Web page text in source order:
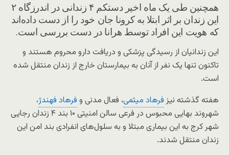
همچنین طی یک ماه اخیر دستکم ۴ زندانی در اندرزگاه ۲
این زندان بر اثر ابتلا به کرونا جان خود را از دست داده‌اند
که هویت این افراد توسط هرانا در دست بررسی است.
این زندانیان از رسیدگی پزشکی و دریافت دارو محروم هستند و
تاکنون تنها یک نفر از آنان به بیمارستان خارج از زندان منتقل شده
است.
هفته گذشته نیزفرهاد میثمی، فعال مدنی و فرهاد فهندژ،
شهروند بهایی محبوس در فرعی سالن امنیتی ۱۰ بند ۴ زندان رجایی
شهر کرج به این بیماری مبتلا و به سلول‌های انفرادی بند امن این
زندان منتقل شدند.